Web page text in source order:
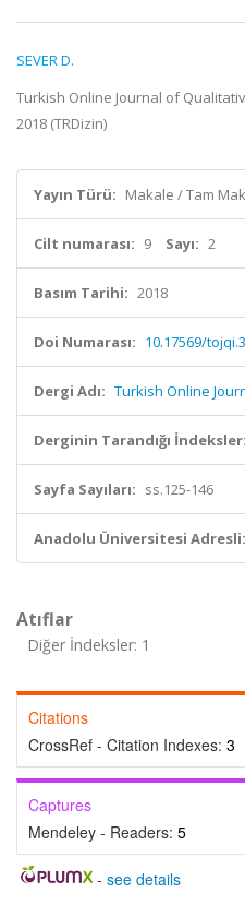
SEVER D.
Turkish Online Journal of
2018 (TRDizin)
Yayın Türü: Makale / Tam
Cilt numarası: 9 Sayı: 2
Basım Tarihi: 2018
Doi Numarası: 10.17569/
Dergi Adı: Turkish Online
Derginin Tarandığı İndeksler:
Sayfa Sayıları: ss.125-146
Anadolu Üniversitesi Adresli:
Atıflar
Diğer İndeksler: 1
Citations
CrossRef - Citation Indexes: 3
Captures
Mendeley - Readers: 5
- see details